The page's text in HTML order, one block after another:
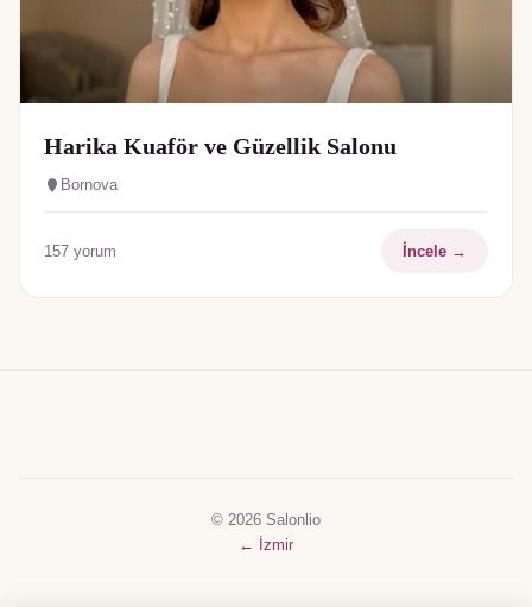
Harika Kuaför ve Güzellik Salonu
Bornova
157 yorum İncele →
© 2026 Salonlio
←
İzmir